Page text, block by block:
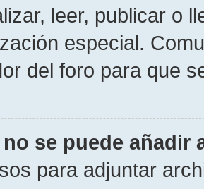
leer, publicar o
especial.
del foro para que
se puede añadir
para adjuntar